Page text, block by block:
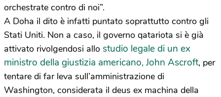
orchestrate contro di noi”.
A Doha il dito è infatti puntato soprattutto contro gli
Stati Uniti. Non a caso, il governo qatariota si è già
attivato rivolgendosi allo studio legale di un ex
ministro della giustizia americano, John Ascroft, per
tentare di far leva sull’amministrazione di
Washington, considerata il deus ex machina della